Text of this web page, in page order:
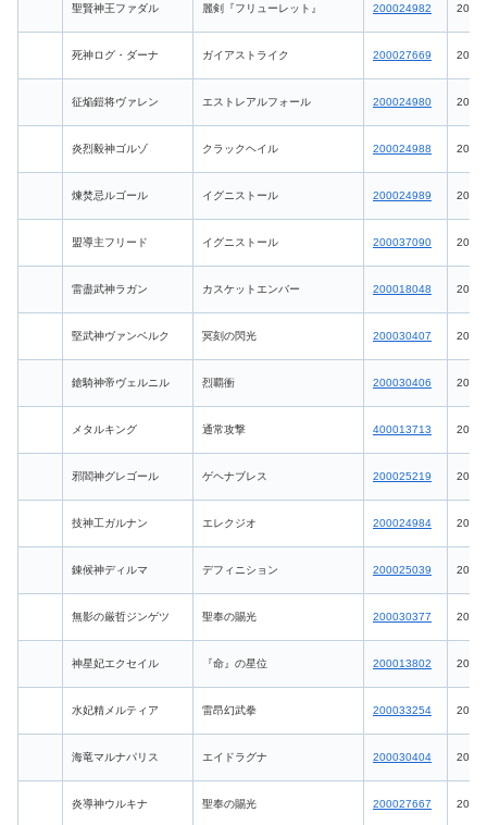
聖賢神王ファダル 麗剣『フリューレット』 200024982
死神ログ・ダーナ ガイアストライク 200027669
征焔鎧将ヴァレン エストレアルフォール 200024980
炎烈毅神ゴルゾ クラックヘイル 200024988
煉焚忌ルゴール イグニストール 200024989
盟導主フリード イグニストール 200037090
雷盡武神ラガン カスケットエンバー 200018048
堅武神ヴァンベルク 冥刻の閃光 200030407
鎗騎神帝ヴェルニル 烈覇衝 200030406
メタルキング 通常攻撃 400013713
邪閻神グレゴール ゲヘナブレス 200025219
技神工ガルナン エレクジオ 200024984
錬候神ディルマ デフィニション 200025039
無影の厳哲ジンゲツ 聖奉の賜光 200030377
神星妃エクセイル 『命』の星位 200013802
水妃精メルティア 雷昂幻武拳 200033254
海竜マルナパリス エイドラグナ 200030404
炎導神ウルキナ 聖奉の賜光 200027667